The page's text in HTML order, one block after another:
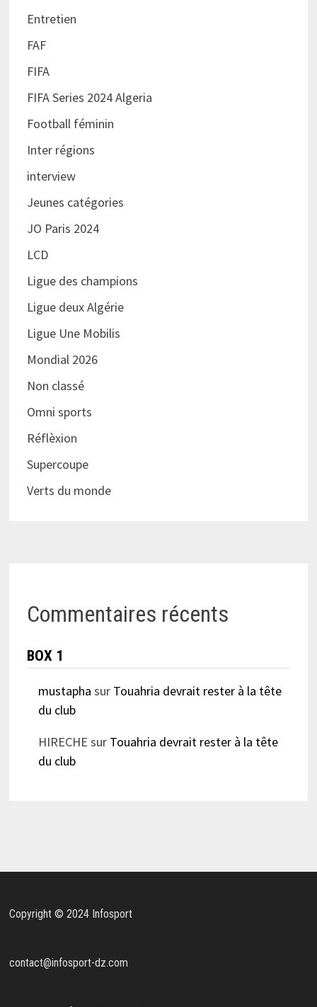
Entretien
FAF
FIFA
FIFA Series 2024 Algeria
Football féminin
Inter régions
interview
Jeunes catégories
JO Paris 2024
LCD
Ligue des champions
Ligue deux Algérie
Ligue Une Mobilis
Mondial 2026
Non classé
Omni sports
Réflèxion
Supercoupe
Verts du monde
Commentaires récents
BOX 1
mustapha sur Touahria devrait rester à la tête
du club
HIRECHE sur Touahria devrait rester à la tête
du club
Copyright © 2024 Infosport
contact@infosport-dz.com